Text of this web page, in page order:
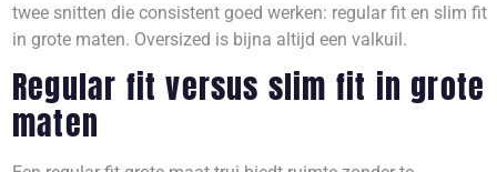
twee snitten die consistent goed werken: regular fit en slim fit
in grote maten. Oversized is bijna altijd een valkuil.
Regular fit versus slim fit in grote
maten